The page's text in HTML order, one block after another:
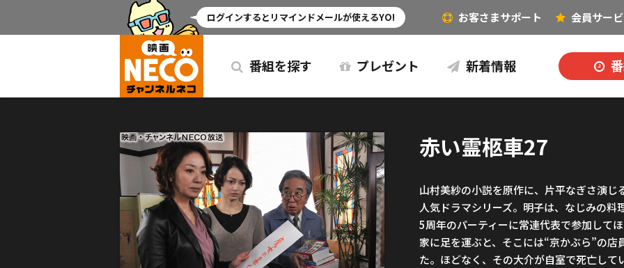
番組を探す プレゼント 新着情報
お客さまサポート 会員サー
ミッドナイト その他（音楽など）
ログインするとリマインドメールが使えるYO!
赤い霊柩車27
山村美紗の小説を原作に、片平なぎさ演
人気ドラマシリーズ。明子は、なじみの
5周年のパーティーに常連代表で参加して
家に足を運ぶと、そこには“京かぶら”の
た。ほどなく、その大介が自室で死亡して